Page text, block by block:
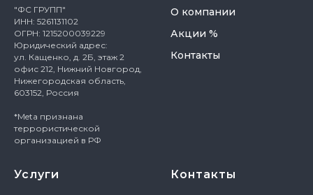
"ФС ГРУПП"
ИНН: 5261131102
ОГРН: 1215200039229
Юридический адрес:
ул. Кащенко, д. 2Б, этаж 2
офис 212, Нижний Новгород,
Нижегородская область,
603152, Россия
*Meta признана
террористической
организацией в РФ
О компании
Акции %
Контакты
Услуги Контакты